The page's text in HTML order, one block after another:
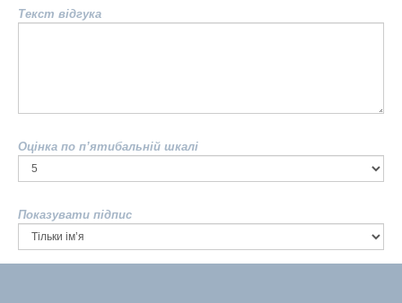
Текст відгука
Оцінка по п’ятибальній шкалі
Показувати підпис